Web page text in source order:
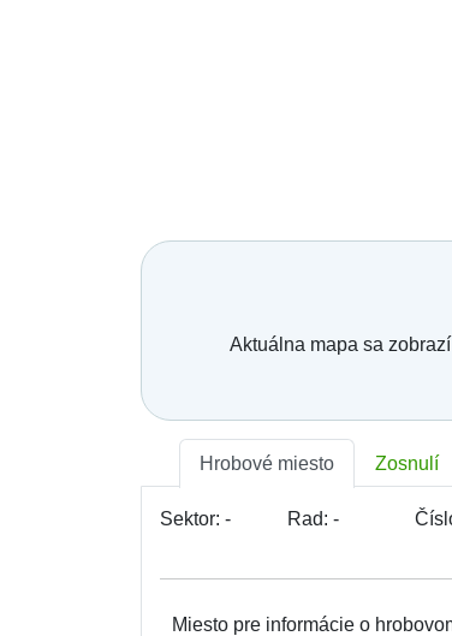
Aktuálna mapa sa
Hrobové miesto Zosnulí
Sektor: - Rad:-
Miesto pre informácie o